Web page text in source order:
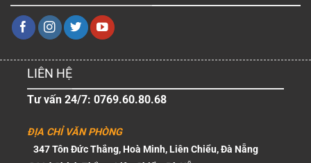
LIÊN HỆ
Tư vấn 24/7: 0769.60.80.68
ĐỊA CHỈ VĂN PHÒNG
347 Tôn Đức Thắng, Hoà Minh, Liên Chiểu, Đà Nẵng